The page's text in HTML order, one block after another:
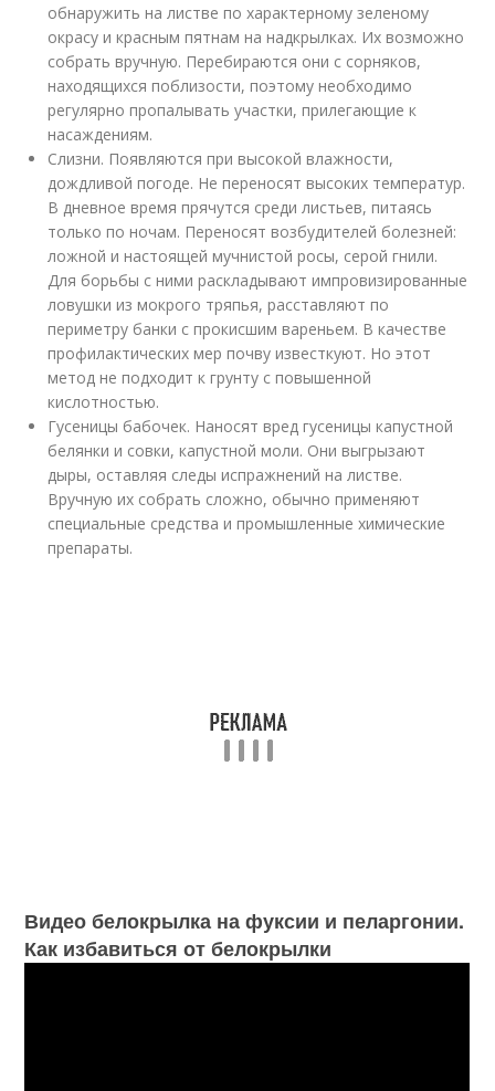
обнаружить на листве по характерному зеленому
окрасу и красным пятнам на надкрылках. Их возможно
собрать вручную. Перебираются они с сорняков,
находящихся поблизости, поэтому необходимо
регулярно пропалывать участки, прилегающие к
насаждениям.
Слизни. Появляются при высокой влажности,
дождливой погоде. Не переносят высоких температур.
В дневное время прячутся среди листьев, питаясь
только по ночам. Переносят возбудителей болезней:
ложной и настоящей мучнистой росы, серой гнили.
Для борьбы с ними раскладывают импровизированные
ловушки из мокрого тряпья, расставляют по
периметру банки с прокисшим вареньем. В качестве
профилактических мер почву известкуют. Но этот
метод не подходит к грунту с повышенной
кислотностью.
Гусеницы бабочек. Наносят вред гусеницы капустной
белянки и совки, капустной моли. Они выгрызают
дыры, оставляя следы испражнений на листве.
Вручную их собрать сложно, обычно применяют
специальные средства и промышленные химические
препараты.
Видео белокрылка на фуксии и пеларгонии.
Как избавиться от белокрылки